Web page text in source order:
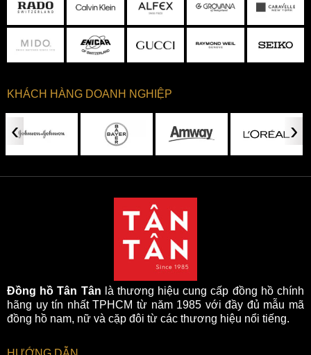
KHÁCH HÀNG DOANH NGHIỆP
‹ ›
Đồng hồ Tân Tân là thương hiệu cung cấp đồng hồ chính
hãng uy tín nhất TPHCM từ năm 1985 với đầy đủ mẫu mã
đồng hồ nam, nữ và cặp đôi từ các thương hiệu nổi tiếng.